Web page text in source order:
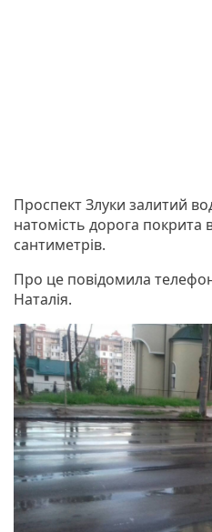
Проспект Злуки залитий
натомість дорога покрита
сантиметрів.
Про це повідомила
Наталія.